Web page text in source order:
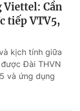
Viettel: Cần
tiếp VTV5,
kịch tính giữa
Đài THVN
và ứng dụng